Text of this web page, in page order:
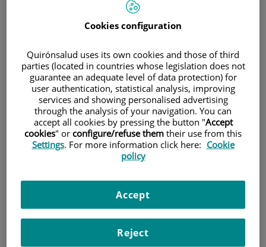
Pacientes y visitantes
Aseguradoras y mutuas
Cookies configuration
Quirónsalud uses its own cookies and those of third
parties (located in countries whose legislation does not
guarantee an adequate level of data protection) for
user authentication, statistical analysis, improving
services and showing personalised advertising
through the analysis of your navigation. You can
accept all cookies by pressing the button "Accept
cookies" or configure/refuse them their use from this
Settings. For more information click here: Cookie
policy
Reject
Accept